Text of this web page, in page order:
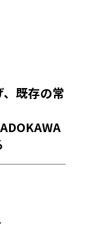
既存の常